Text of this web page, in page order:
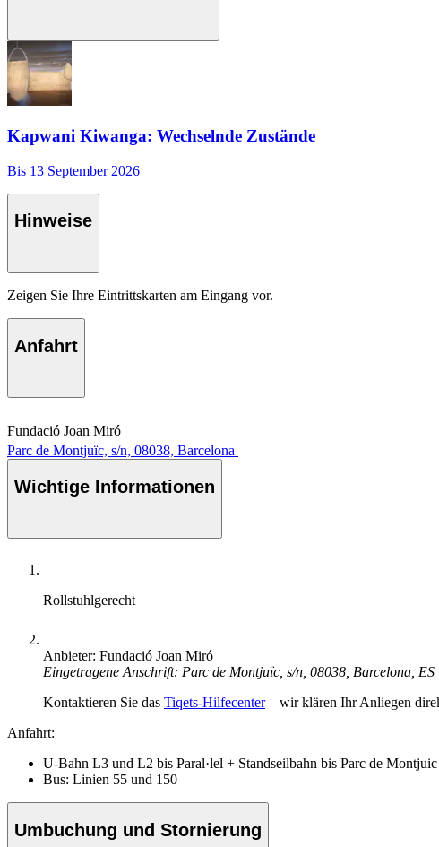
Kapwani Kiwanga: Wechselnde Zustände
Bis 13 September 2026
Hinweise
Zeigen Sie Ihre Eintrittskarten am Eingang vor.
Anfahrt
Fundació Joan Miró
Parc de Montjuïc, s/n, 08038, Barcelona
Wichtige Informationen
Rollstuhlgerecht
Anbieter: Fundació Joan Miró
Eingetragene Anschrift: Parc de Montjuïc, s/n, 08038, Barcelona, ES
Kontaktieren Sie das Tiqets-Hilfecenter– wir klären Ihr Anliegen
Anfahrt:
U-Bahn L3 und L2 bis Paral·lel + Standseilbahn bis Parc de Montjuic
Bus: Linien 55 und 150
Umbuchung und Stornierung